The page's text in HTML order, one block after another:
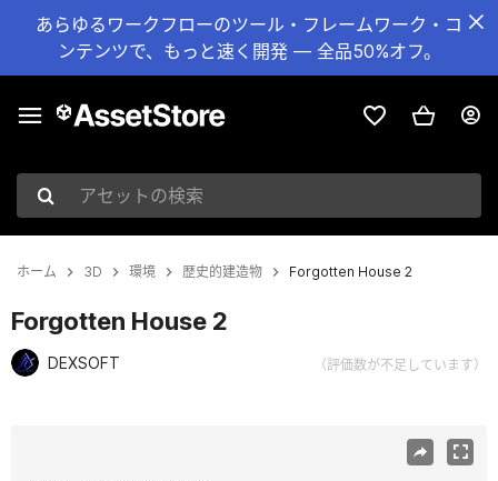
あらゆるワークフローのツール・フレームワーク・コ
ンテンツで、もっと速く開発 — 全品50%オフ。
アセットの検索
ホーム 3D 環境 歴史的建造物 Forgotten House 2
Forgotten House 2
DEXSOFT （評価数が不足しています）